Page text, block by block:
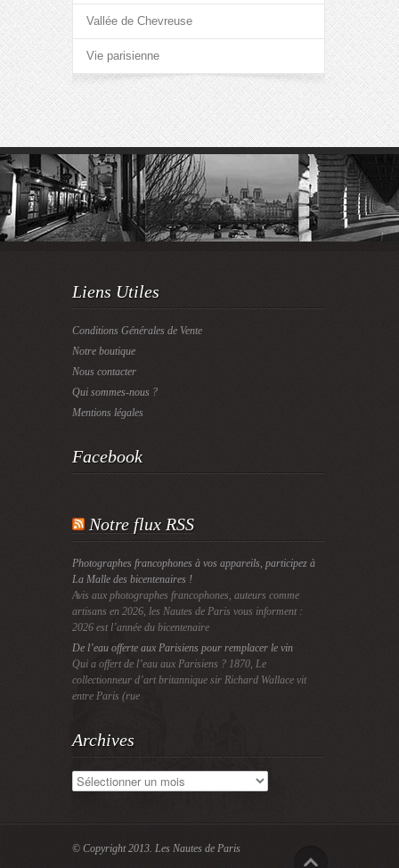
Vallée de Chevreuse
Vie parisienne
Liens Utiles
Conditions Générales de Vente
Notre boutique
Nous contacter
Qui sommes-nous ?
Mentions légales
Facebook
Notre flux RSS
Photographes francophones à vos appareils, participez à
La Malle des bicentenaires !
Avis aux photographes francophones, auteurs comme
artisans en 2026, les Nautes de Paris vous informent :
2026 est l’année du bicentenaire
De l’eau offerte aux Parisiens pour remplacer le vin
Qui a offert de l’eau aux Parisiens ? 1870, Le
collectionneur d’art britannique sir Richard Wallace vit
entre Paris (rue
Archives
Archives
© Copyright 2013. Les Nautes de Paris